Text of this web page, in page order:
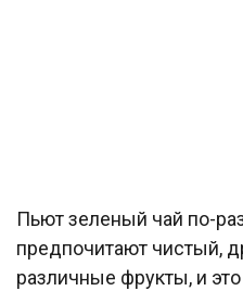
Пьют зеленый чай по-
предпочитают чистый,
различные фрукты, и